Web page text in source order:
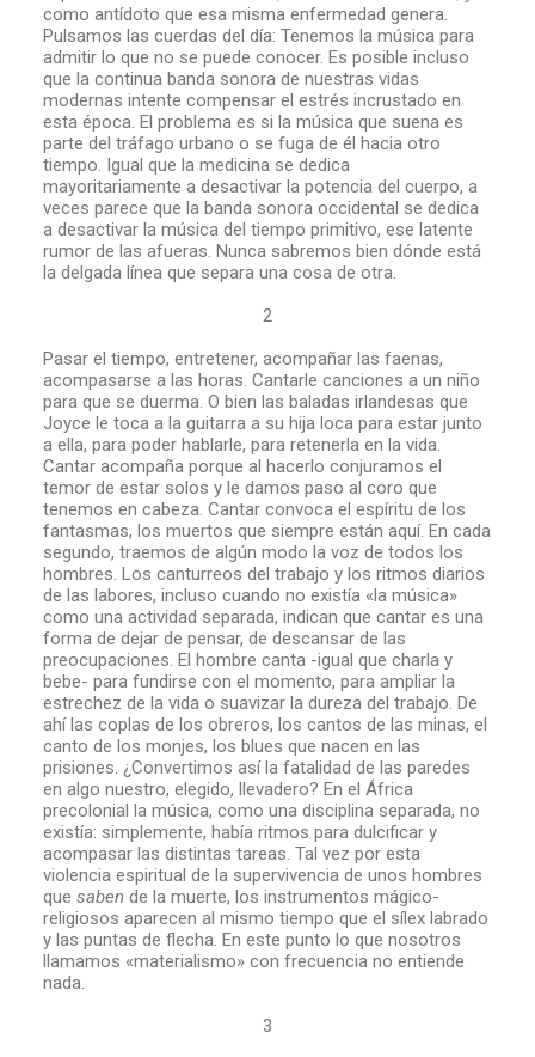
como antídoto que esa misma enfermedad genera.
Pulsamos las cuerdas del día: Tenemos la música para
admitir lo que no se puede conocer. Es posible incluso
que la continua banda sonora de nuestras vidas
modernas intente compensar el estrés incrustado en
esta época. El problema es si la música que suena es
parte del tráfago urbano o se fuga de él hacia otro
tiempo. Igual que la medicina se dedica
mayoritariamente a desactivar la potencia del cuerpo, a
veces parece que la banda sonora occidental se dedica
a desactivar la música del tiempo primitivo, ese latente
rumor de las afueras. Nunca sabremos bien dónde está
la delgada línea que separa una cosa de otra.
2
Pasar el tiempo, entretener, acompañar las faenas,
acompasarse a las horas. Cantarle canciones a un niño
para que se duerma. O bien las baladas irlandesas que
Joyce le toca a la guitarra a su hija loca para estar junto
a ella, para poder hablarle, para retenerla en la vida.
Cantar acompaña porque al hacerlo conjuramos el
temor de estar solos y le damos paso al coro que
tenemos en cabeza. Cantar convoca el espíritu de los
fantasmas, los muertos que siempre están aquí. En cada
segundo, traemos de algún modo la voz de todos los
hombres. Los canturreos del trabajo y los ritmos diarios
de las labores, incluso cuando no existía «la música»
como una actividad separada, indican que cantar es una
forma de dejar de pensar, de descansar de las
preocupaciones. El hombre canta -igual que charla y
bebe- para fundirse con el momento, para ampliar la
estrechez de la vida o suavizar la dureza del trabajo. De
ahí las coplas de los obreros, los cantos de las minas, el
canto de los monjes, los blues que nacen en las
prisiones. ¿Convertimos así la fatalidad de las paredes
en algo nuestro, elegido, llevadero? En el África
precolonial la música, como una disciplina separada, no
existía: simplemente, había ritmos para dulcificar y
acompasar las distintas tareas. Tal vez por esta
violencia espiritual de la supervivencia de unos hombres
que saben de la muerte, los instrumentos mágico-
religiosos aparecen al mismo tiempo que el sílex labrado
y las puntas de flecha. En este punto lo que nosotros
llamamos «materialismo» con frecuencia no entiende
nada.
3